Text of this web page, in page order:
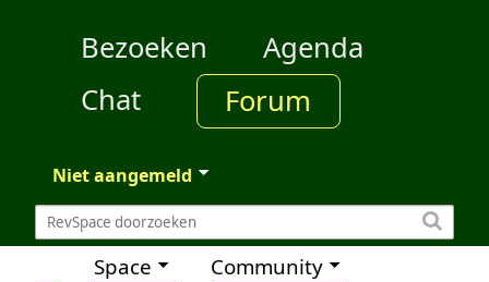
Bezoeken
Agenda
Chat
Forum
Niet aangemeld
Space Community